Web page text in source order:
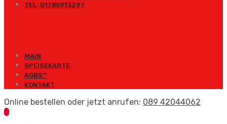
TEL: 01785913297
MAIN
SPEISEKARTE
AGBS™
KONTAKT
Online bestellen oder jetzt anrufen: 089 42044062